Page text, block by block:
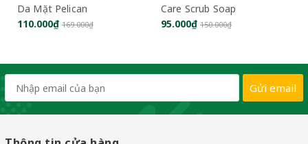
Da Mặt Pelican
110.000₫ 169.000₫
Care Scrub Soap
95.000₫ 150.000₫
Gửi email